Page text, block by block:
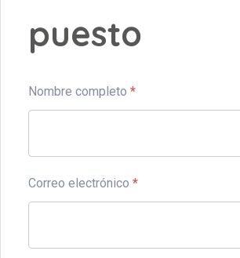
puesto
Nombre completo *
Correo electrónico *